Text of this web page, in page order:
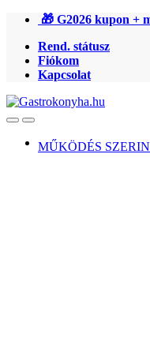
Ugrás
navigációhoz
Ugrás
tartalomra
🎁 G2026 kupon +
Rend. státusz
Fiókom
Kapcsolat
OpenClose
MŰKÖDÉS